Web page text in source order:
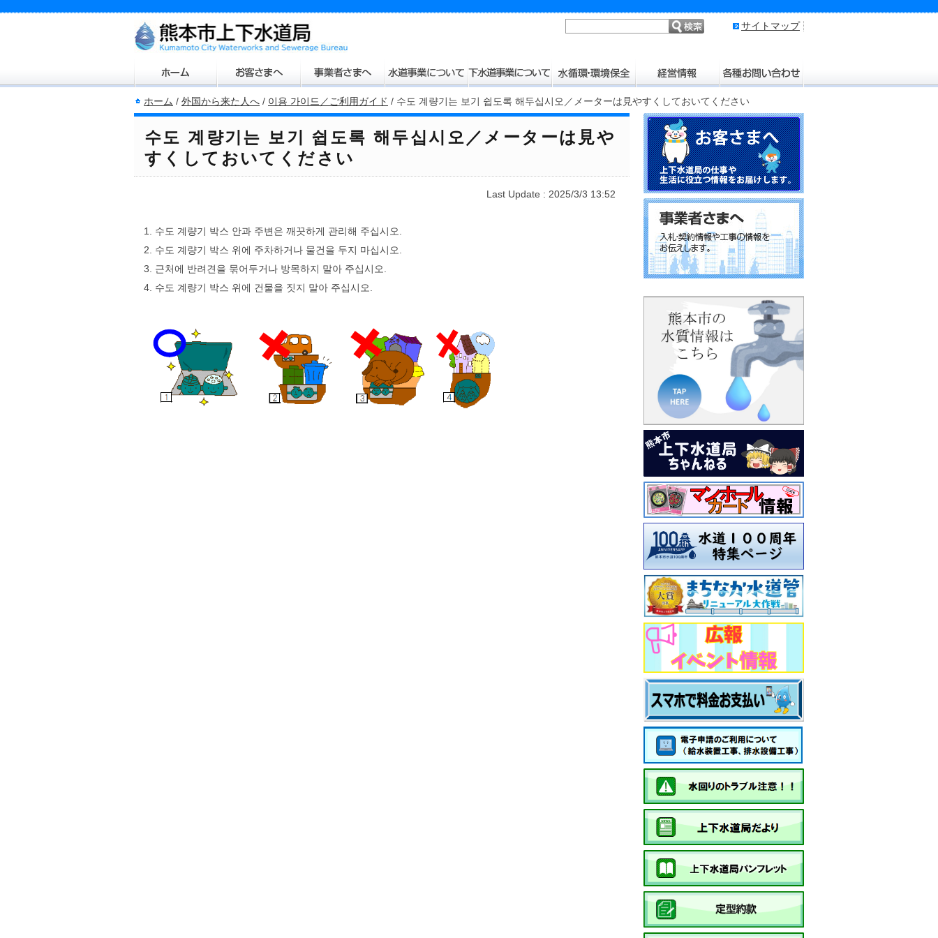
サイトマップ
ホーム / 外国から来た人へ / 이용 가이드／ご利用ガイド / 수도 계량기는 보기 쉽도록 해두십시오／メーターは見やすくしておいてください
수도 계량기는 보기 쉽도록 해두십시오／メーターは見や
すくしておいてください
Last Update : 2025/3/3 13:52
수도 계량기 박스 안과 주변은 깨끗하게 관리해 주십시오.
수도 계량기 박스 위에 주차하거나 물건을 두지 마십시오.
근처에 반려견을 묶어두거나 방목하지 말아 주십시오.
수도 계량기 박스 위에 건물을 짓지 말아 주십시오.